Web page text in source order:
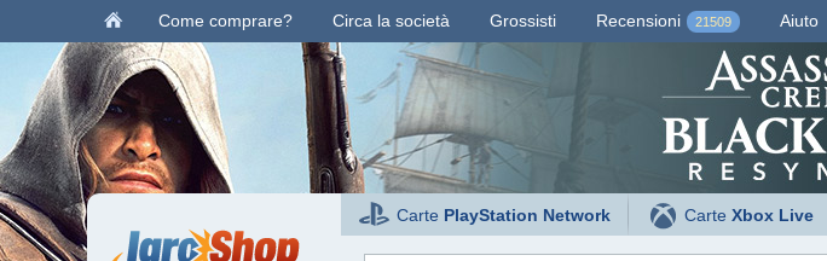
Come comprare? Circa la società Grossisti Recensioni 21509 Aiuto
Carte PlayStation Network CarteXbox Live